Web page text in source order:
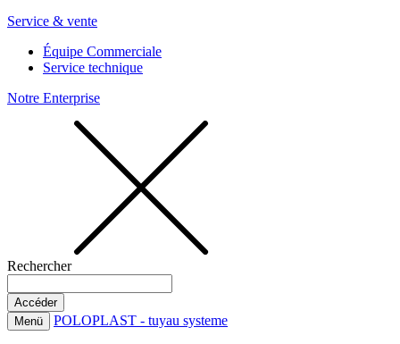
Service & vente
Équipe Commerciale
Service technique
Notre Enterprise
Rechercher
Menü POLOPLAST - tuyau systeme